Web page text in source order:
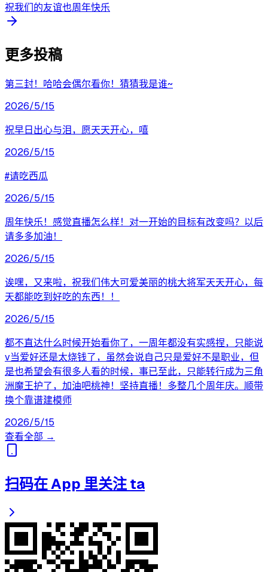
祝我们的友谊也周年快乐
更多投稿
第三封！哈哈会偶尔看你！猜猜我是谁~
2026/5/15
祝早日出心与泪，愿天天开心，嘻
2026/5/15
#请吃西瓜
2026/5/15
周年快乐！感觉直播怎么样！对一开始的目标有改变吗？以后
请多多加油！
2026/5/15
诶嘿，又来啦，祝我们伟大可爱美丽的桃大将军天天开心，每
天都能吃到好吃的东西！！
2026/5/15
都不直达什么时候开始看你了，一周年都没有实感捏，只能说
v当爱好还是太烧钱了，虽然会说自己只是爱好不是职业，但
是也希望会有很多人看的时候，事已至此，只能转行成为三角
洲魔王护了，加油吧桃神！坚持直播！多整几个周年庆。顺带
换个靠谱建模师
2026/5/15
查看全部 →
扫码在 App 里关注 ta